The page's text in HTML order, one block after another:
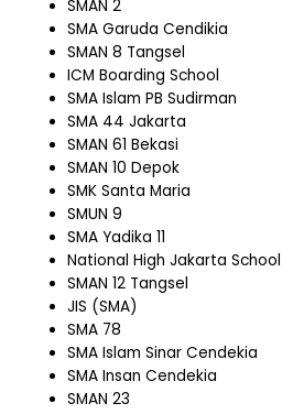
SMAN 2
SMA Garuda Cendikia
SMAN 8 Tangsel
ICM Boarding School
SMA Islam PB Sudirman
SMA 44 Jakarta
SMAN 61 Bekasi
SMAN 10 Depok
SMK Santa Maria
SMUN 9
SMA Yadika 11
National High Jakarta School
SMAN 12 Tangsel
JIS (SMA)
SMA 78
SMA Islam Sinar Cendekia
SMA Insan Cendekia
SMAN 23